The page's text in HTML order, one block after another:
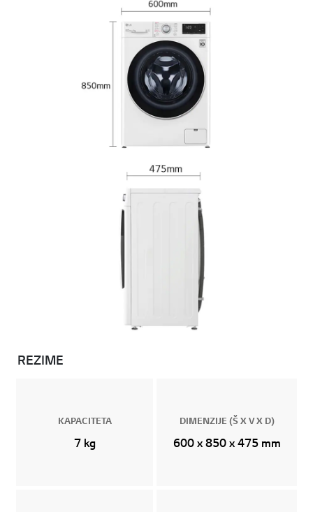
REZIME
KAPACITETA
7 kg
DIMENZIJE (Š X V X D)
600 x 850 x 475 mm